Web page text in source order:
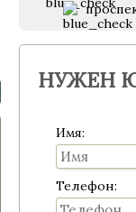
НУЖЕН
Имя:
Телефон: